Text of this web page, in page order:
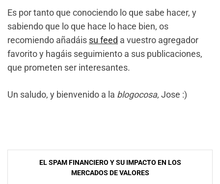
Es por tanto que conociendo lo que sabe hacer, y
sabiendo que lo que hace lo hace bien, os
recomiendo añadáis su feed a vuestro agregador
favorito y hagáis seguimiento a sus publicaciones,
que prometen ser interesantes.
Un saludo, y bienvenido a la blogocosa, Jose :)
NavegaciÃ³n
EL SPAM FINANCIERO Y SU IMPACTO EN LOS
MERCADOS DE VALORES